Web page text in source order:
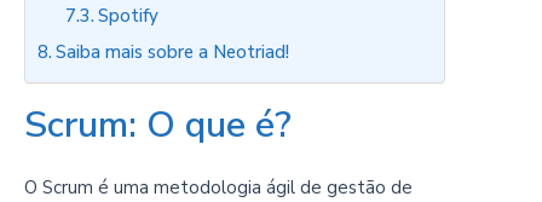
Spotify
Saiba mais sobre a Neotriad!
Scrum: O que é?
O Scrum é uma metodologia ágil de gestão de